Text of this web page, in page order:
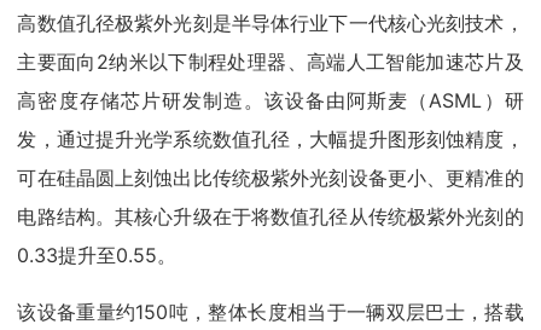
高数值孔径极紫外光刻是半导体行业下一代核心光刻技术，
主要面向2纳米以下制程处理器、高端人工智能加速芯片及
高密度存储芯片研发制造。该设备由阿斯麦（ASML）研
发，通过提升光学系统数值孔径，大幅提升图形刻蚀精度，
可在硅晶圆上刻蚀出比传统极紫外光刻设备更小、更精准的
电路结构。其核心升级在于将数值孔径从传统极紫外光刻的
0.33提升至0.55。
该设备重量约150吨，整体长度相当于一辆双层巴士，搭载